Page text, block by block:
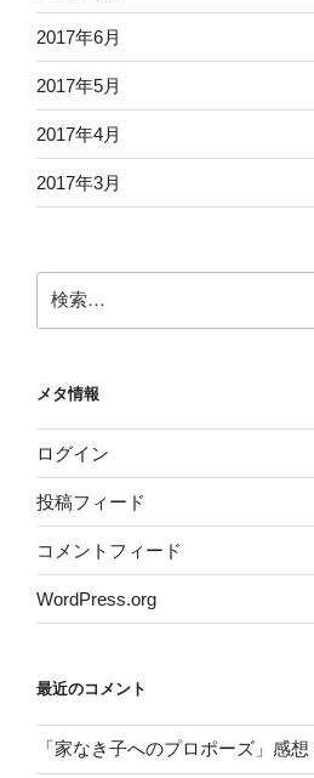
2017年6月
2017年5月
2017年4月
2017年3月
索:
メタ情報
ログイン
投稿フィード
コメントフィード
WordPress.org
最近のコメント
「家なき子へのプロポーズ」感想